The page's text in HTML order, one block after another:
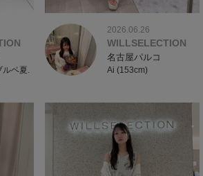
ルベ夏.
2026.06.26
WILLSELECTION
名古屋パルコ
Ai (153cm)